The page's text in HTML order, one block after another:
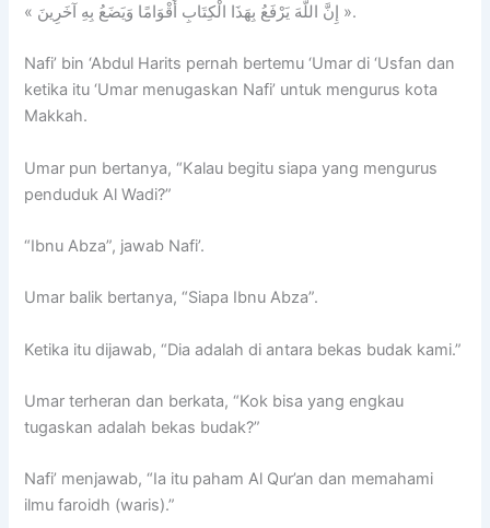
« إِنَّ اللَّهَ يَرْفَعُ بِهَذَا الْكِتَابِ أَقْوَامًا وَيَضَعُ بِهِ آخَرِينَ ».
Nafi’ bin ‘Abdul Harits pernah bertemu ‘Umar di ‘Usfan dan
ketika itu ‘Umar menugaskan Nafi’ untuk mengurus kota
Makkah.
Umar pun bertanya, “Kalau begitu siapa yang mengurus
penduduk Al Wadi?”
“Ibnu Abza”, jawab Nafi’.
Umar balik bertanya, “Siapa Ibnu Abza”.
Ketika itu dijawab, “Dia adalah di antara bekas budak kami.”
Umar terheran dan berkata, “Kok bisa yang engkau
tugaskan adalah bekas budak?”
Nafi’ menjawab, “Ia itu paham Al Qur’an dan memahami
ilmu faroidh (waris).”